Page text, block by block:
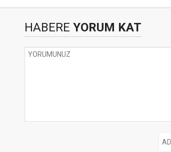
HABERE YORUM KAT